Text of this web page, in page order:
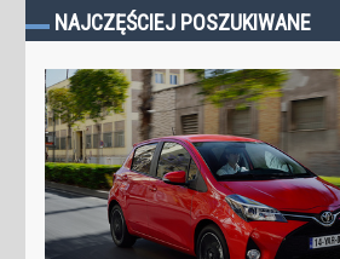
NAJCZĘŚCIEJ POSZUKIWANE